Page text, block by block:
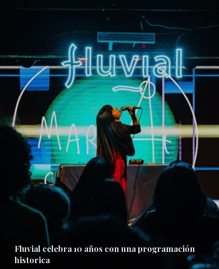
Fluvial celebra 10 años con una programación
historica